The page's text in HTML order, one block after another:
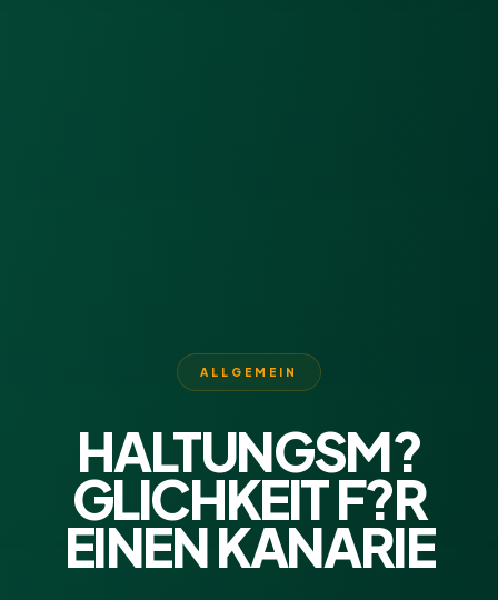
ALLGEMEIN
HALTUNGSM?
GLICHKEIT F?R
EINEN KANARIE